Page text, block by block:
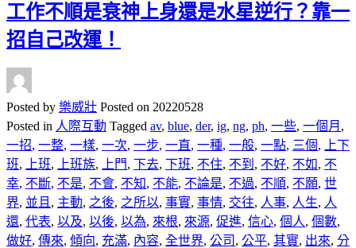
工作不順是衰神上身還是水星逆行？靠一
招自己改運！
Posted by 樂威壯 Posted on 20220528
Posted in 人際互動 Tagged av, blue, der, ig, ng, ph, 一些, 一個月 ,
一招, 一整, 一樣, 一次, 一步, 一直, 一種, 一般, 一點, 三個,
上下
班, 上班, 上班族, 上門, 下去, 下班, 不住, 不到 , 不好, 不如, 不
幸, 不斷, 不是, 不會, 不知, 不能, 不論是, 不過, 不順, 不願, 世
界, 並且 , 主動, 之後, 之所以, 事實, 事情, 交往, 人事, 人生, 人
還, 代表, 以及, 以後, 以為, 來根, 來源, 促進, 信心, 個人, 個數,
做好, 傳來, 傾向, 充滿, 內容, 全世界, 公司 , 公平, 其實, 出來, 分